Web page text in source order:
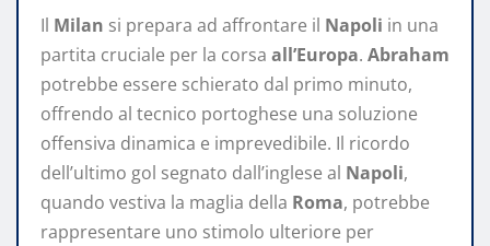
Il Milan si prepara ad affrontare il Napoli in una
partita cruciale per la corsa all’Europa. Abraham
potrebbe essere schierato dal primo minuto,
offrendo al tecnico portoghese una soluzione
offensiva dinamica e imprevedibile. Il ricordo
dell’ultimo gol segnato dall’inglese al Napoli,
quando vestiva la maglia della Roma, potrebbe
rappresentare uno stimolo ulteriore per